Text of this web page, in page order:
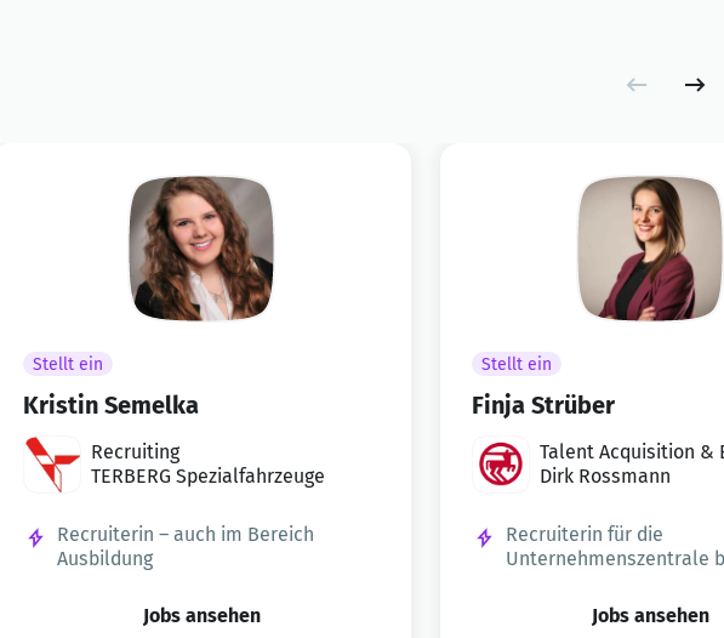
Stellt ein
Kristin Semelka
Recruiting
TERBERG Spezialfahrzeuge
Recruiterin – auch im Bereich
Ausbildung
Jobs ansehen
Stellt ein
Finja Strüber
Talent Acquisition &
anding
Dirk Rossmann
Recruiterin für die
Unternehmenszentrale
Jobs ansehen